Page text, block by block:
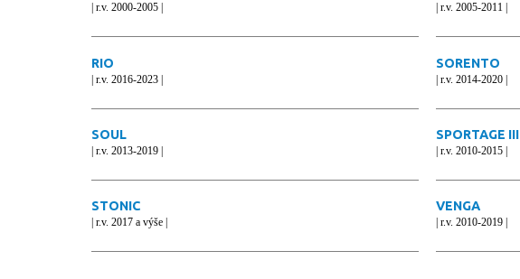
| r.v. 2000-2005 | | r.v. 2005-2011 |
RIO
| r.v. 2016-2023 |
SORENTO
| r.v. 2014-2020 |
SOUL
| r.v. 2013-2019 |
SPORTAGE III
| r.v. 2010-2015 |
STONIC
| r.v. 2017 a výše |
VENGA
| r.v. 2010-2019 |